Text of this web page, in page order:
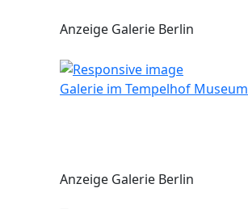
Anzeige Galerie Berlin
Galerie im Tempelhof Museum
Anzeige Galerie Berlin